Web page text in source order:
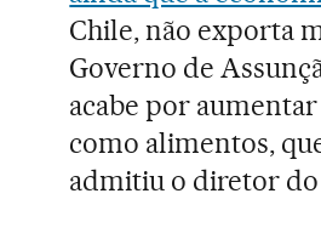
Chile, não exporta
Governo de
acabe por
como alimentos,
admitiu o diretor do